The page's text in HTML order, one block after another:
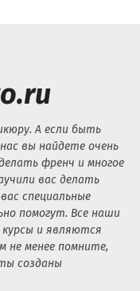
А если быть
вы найдете очень
френч и многое
вас делать
специальные
помогут. Все наши
и являются
не менее помните,
созданы